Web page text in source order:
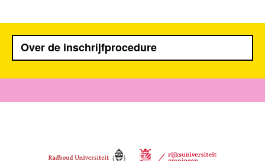
Over de inschrijfprocedure